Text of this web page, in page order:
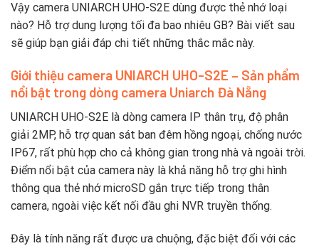
Vậy camera UNIARCH UHO-S2E dùng được thẻ nhớ loại
nào? Hỗ trợdung lượng tối đa bao nhiêu GB? Bài viết sau
sẽ giúp bạn giải đáp chi tiết những thắc mắc này.
Giới thiệu camera UNIARCH UHO-S2E – Sản phẩm
nổi bật trong dòng camera Uniarch Đà Nẵng
UNIARCH UHO-S2E là dòng camera IP thân trụ, độ phân
giải 2MP, hỗ trợquan sát ban đêm hồng ngoại, chống nước
IP67, rất phù hợp cho cả không gian trong nhà và ngoài trời.
Điểm nổi bật của camera này là khả năng hỗ trợghi hình
thông qua thẻ nhớmicroSD gắn trực tiếp trong thân
camera, ngoài việc kết nối đầu ghi NVR truyền thống.
Đây là tính năng rất được ưa chuộng, đặc biệt đối với các